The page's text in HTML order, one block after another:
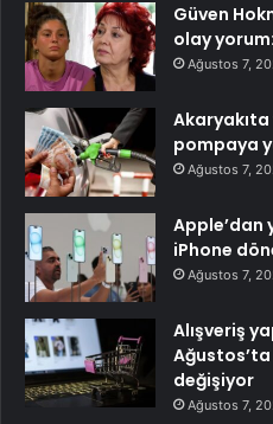
Güven
olay
Ağustos 7,
Akaryakıta
pompaya
Ağustos 7,
Apple’dan
iPhone
Ağustos 7,
Alışveriş
değişiyor
Ağustos 7,